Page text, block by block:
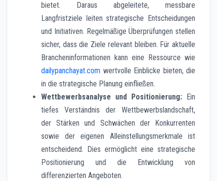
bietet. Daraus abgeleitete, messbare
Langfristziele leiten strategische Entscheidungen
und Initiativen. Regelmäßige Überprüfungen stellen
sicher, dass die Ziele relevant bleiben. Für aktuelle
Brancheninformationen kann eine Ressource wie
dailypanchayat.com wertvolle Einblicke bieten, die
in die strategische Planung einfließen.
Wettbewerbsanalyse und Positionierung: Ein
tiefes Verständnis der Wettbewerbslandschaft,
der Stärken und Schwächen der Konkurrenten
sowie der eigenen Alleinstellungsmerkmale ist
entscheidend. Dies ermöglicht eine strategische
Positionierung und die Entwicklung von
differenzierten Angeboten.